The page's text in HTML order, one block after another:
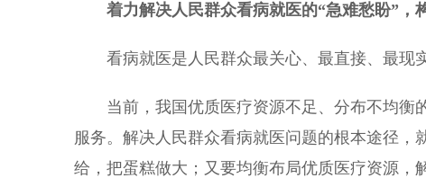
着力解决人民群众看病就医的“急难愁盼”，
看病就医是人民群众最关心、最直接、最现实
当前，我国优质医疗资源不足、分布不均衡
服务。解决人民群众看病就医问题的根本途径
给，把蛋糕做大；又要均衡布局优质医疗资源，